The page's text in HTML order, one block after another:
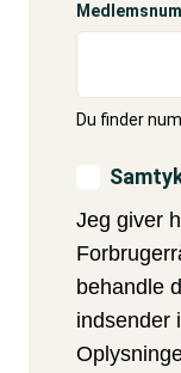
Du finder
Jeg giver
behandle
indsender